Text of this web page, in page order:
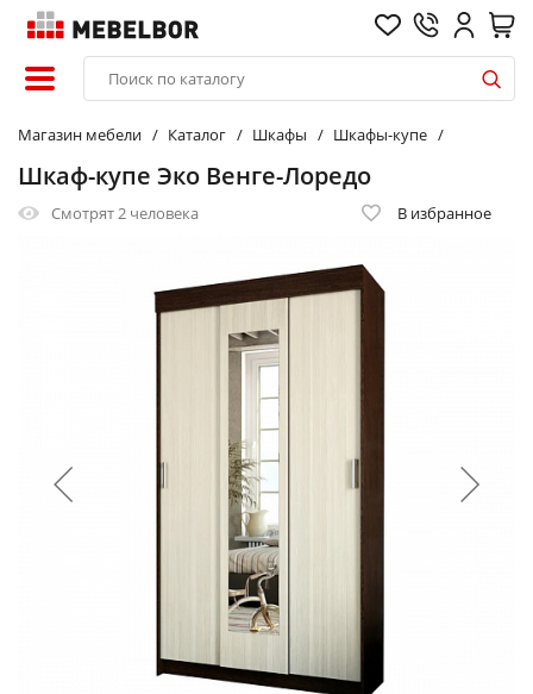
Магазин мебели Каталог Шкафы Шкафы-купе
Шкаф-купе Эко Венге-Лоредо
Смотрят2 человека В избранное